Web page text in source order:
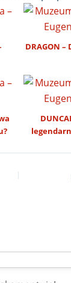
DRAGON